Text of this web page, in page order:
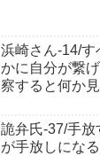
浜崎さん-14/す
かに自分が繋
察すると何か
詭弁氏-37/手
が手放しにな